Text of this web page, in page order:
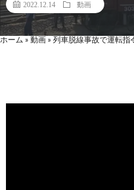
2022.12.14 動画
ホーム » 動画 » 列車脱線事故で運転